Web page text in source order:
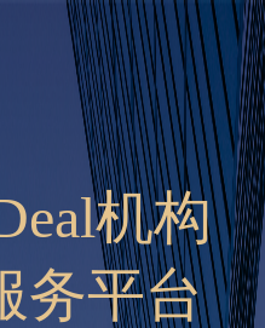
机构
务平台